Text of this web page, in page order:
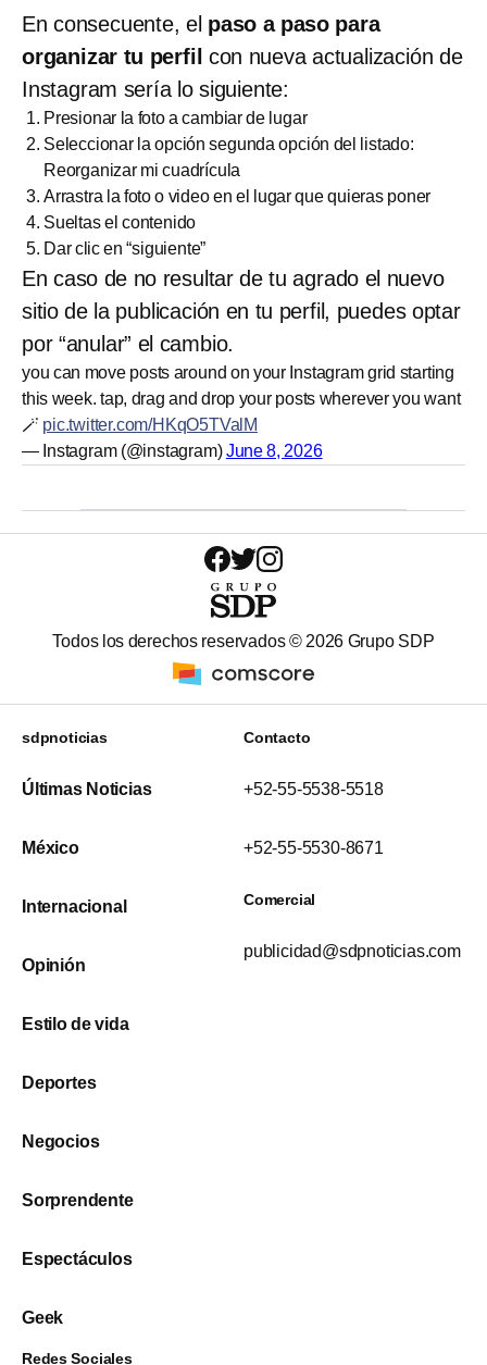
En consecuente, el paso a paso para
organizar tu perfil con nueva actualización de
Instagram sería lo siguiente:
Presionar la foto a cambiar de lugar
Seleccionar la opción segunda opción del listado:
Reorganizar mi cuadrícula
Arrastra la foto o video en el lugar que quieras poner
Sueltas el contenido
Dar clic en “siguiente”
En caso de no resultar de tu agrado el nuevo
sitio de la publicación en tu perfil, puedes optar
por “anular” el cambio.
you can move posts around on your Instagram grid starting
this week. tap, drag and drop your posts wherever you want
🪄 pic.twitter.com/HKqO5TValM
— Instagram (@instagram)June 8, 2026
Todos los derechos reservados © 2026 Grupo SDP
sdpnoticias
Últimas Noticias
México
Internacional
Opinión
Estilo de vida
Deportes
Negocios
Sorprendente
Espectáculos
Geek
Contacto
+52-55-5538-5518
+52-55-5530-8671
Comercial
publicidad@sdpnoticias.com
Redes Sociales